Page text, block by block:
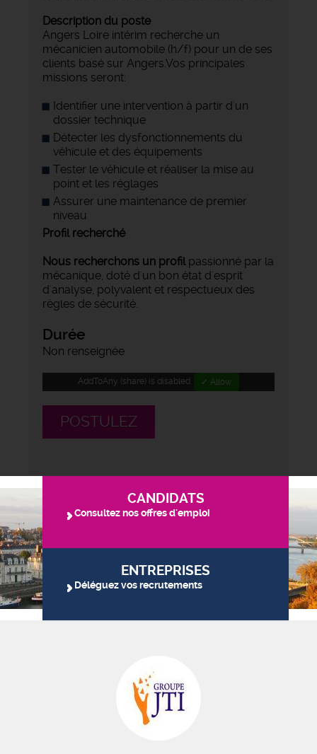
Description du poste
Angers Loire intérim recherche un
mécanicien automobile (h/f) pour un de ses
clients basé sur Angers.Vos principales
missions seront:
Identifier une intervention à partir d'un
dossier technique
Détecter les dysfonctionnements du
véhicule et des équipements
Tester le véhicule et réaliser la mise au
point et les réglages
Assurer une maintenance de premier
niveau
Profil recherché
Nous recherchons un profil passionné par la
mécanique, doté d'un bon état d'esprit
d'analyse, polyvalent et respectueux des
règles de sécurité.
Durée
Non renseignée
AddToAny (share) is disabled. ✓ Allow
POSTULEZ
CANDIDATS
Consultez nos offres d'emploi
ENTREPRISES
Déléguez vos recrutements